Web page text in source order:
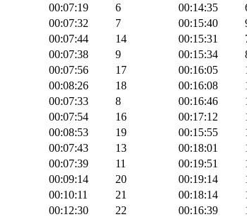
00:07:19 6 00:14:35
00:07:32 7 00:15:40
00:07:44 14 00:15:31
00:07:38 9 00:15:34
00:07:56 17 00:16:05
00:08:26 18 00:16:08
00:07:33 8 00:16:46
00:07:54 16 00:17:12
00:08:53 19 00:15:55
00:07:43 13 00:18:01
00:07:39 11 00:19:51
00:09:14 20 00:19:14
00:10:11 21 00:18:14
00:12:30 22 00:16:39